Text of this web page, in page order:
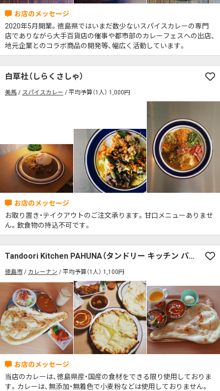
2020年5月開業。徳島県ではいまだ数少ないスパイスカレーの専門
店でありながら大手百貨店の催事や都市部のカレーフェスへの出店、
地元企業とのコラボ商品の開発等、幅広く活動しています。
白草社（しらくさしゃ）
美馬 スパイスカレー 平均予算（1人） 1,000円
お取り置き・テイクアウトのご注文承ります。甘口メニューありませ
ん。飲食物の持込不可です。
Tandoori Kitchen PAHUNA（タンドリー キッチン パフナ）
徳島市 カレーナン 平均予算（1人） 1,100円
当店のカレーは、徳島県産・国産の食材をできる限り使用しておりま
す。カレーは、無添加・無着色で小麦粉などは使用しておりません。